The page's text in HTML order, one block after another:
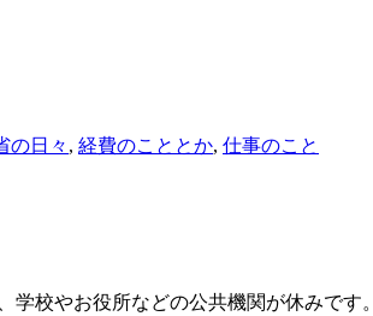
の日々 , 経費のこととか, 仕事のこと
学校やお役所などの公共機関が休みです。